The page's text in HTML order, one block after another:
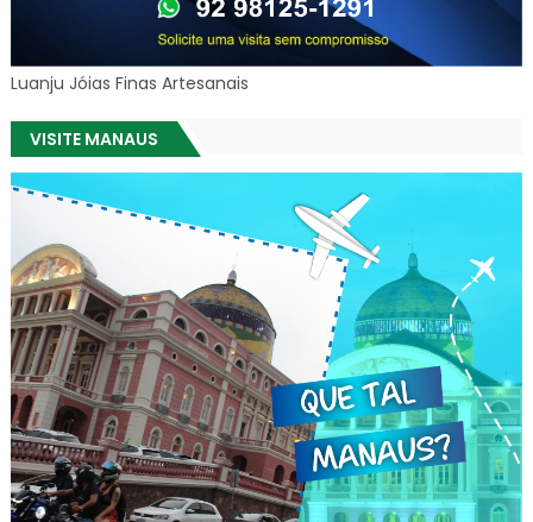
Luanju Jóias Finas Artesanais
VISITE MANAUS